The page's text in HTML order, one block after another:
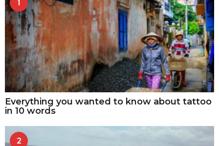
1
Everything you wanted to know about tattoo
in 10 words
2